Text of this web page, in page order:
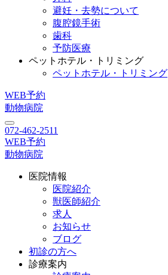
避妊・去勢について
腹腔鏡手術
歯科
予防医療
ペットホテル・トリミング
ペットホテル・トリミング
WEB予約
動物病院
072-462-2511
WEB予約
動物病院
医院情報
医院紹介
獣医師紹介
求人
お知らせ
ブログ
初診の方へ
診療案内